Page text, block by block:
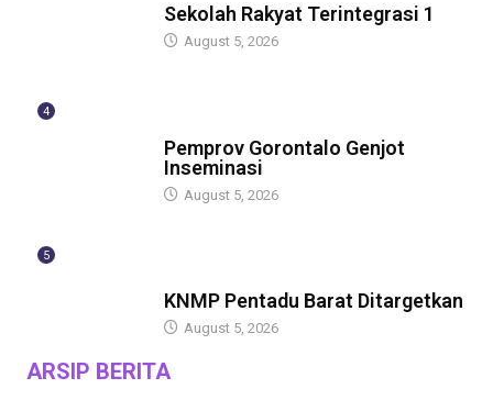
Sekolah Rakyat Terintegrasi 1
August 5, 2026
4
Pemprov Gorontalo Genjot
Inseminasi
August 5, 2026
5
KNMP Pentadu Barat Ditargetkan
August 5, 2026
ARSIP BERITA